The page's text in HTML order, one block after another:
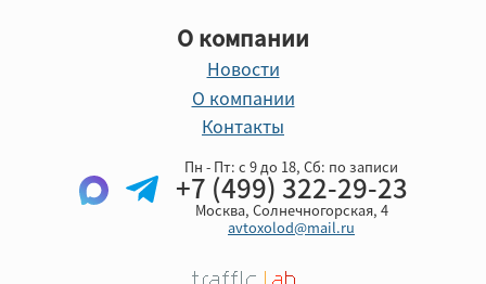
О компании
Новости
О компании
Контакты
Пн - Пт: с 9 до 18, Cб: по записи
+7 (499) 322-29-23
Москва, Солнечногорская, 4
avtoxolod@mail.ru